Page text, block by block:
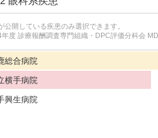
公開している疾患のみ選択できます。
年度 診療報酬調査専門組織・DPC評価分科会
総合病院
横手病院
興生病院